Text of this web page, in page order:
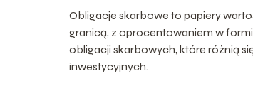
Obligacje skarbowe to papiery
granicą, z oprocentowaniem w
obligacji skarbowych, które różnią
inwestycyjnych.